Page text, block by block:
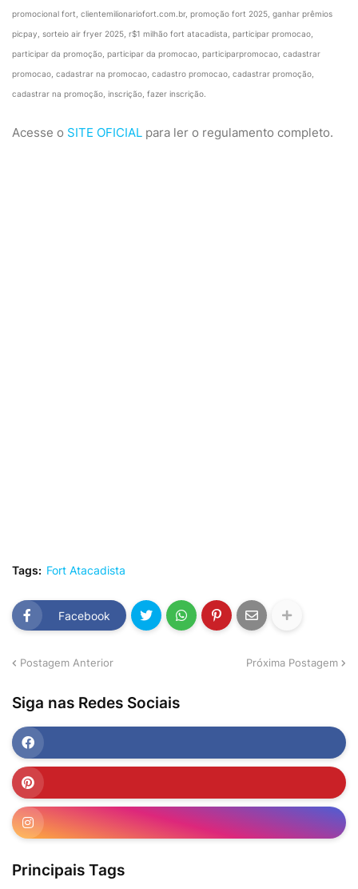
promocional fort, clientemilionariofort.com.br, promoção fort 2025, ganhar prêmios
picpay, sorteio air fryer 2025, r$1 milhão fort atacadista, participar promocao,
participar da promoção, participar da promocao, participarpromocao, cadastrar
promocao, cadastrar na promocao, cadastro promocao, cadastrar promoção,
cadastrar na promoção, inscrição, fazer inscrição.
Acesse o SITE OFICIAL para ler o regulamento completo.
Tags: Fort Atacadista
Facebook
Postagem Anterior Próxima Postagem
Siga nas Redes Sociais
Principais Tags